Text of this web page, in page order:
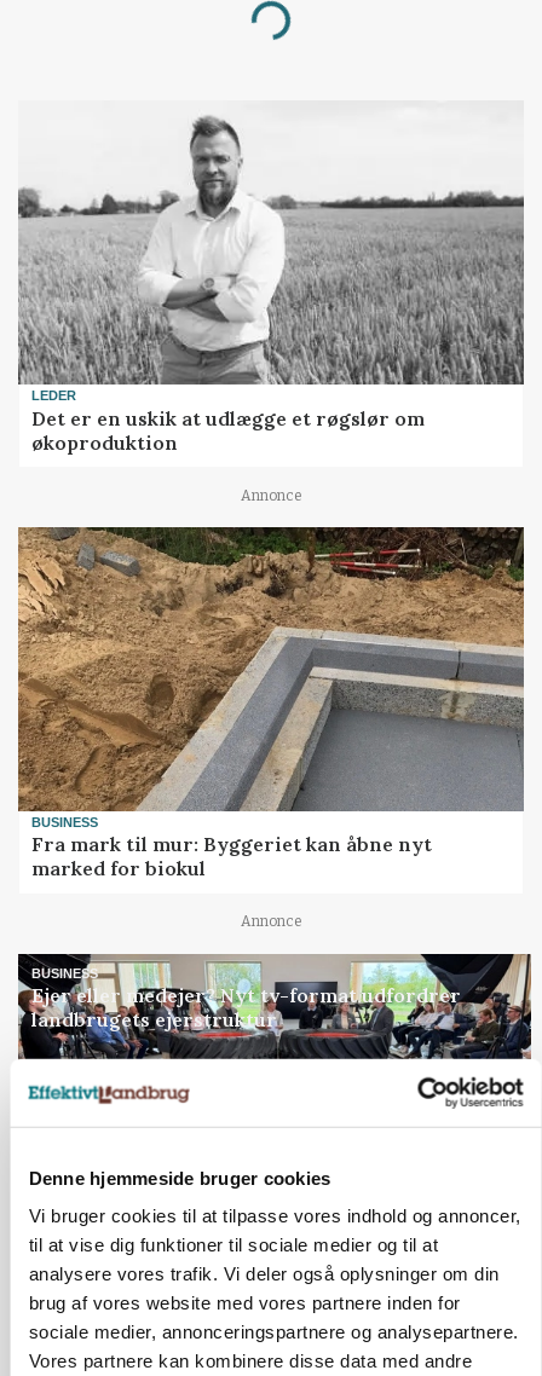
Denne hjemmeside bruger cookies
Vi bruger cookies til at tilpasse vores indhold og annoncer,
til at vise dig funktioner til sociale medier og til at
analysere vores trafik. Vi deler også oplysninger om din
brug af vores website med vores partnere inden for
sociale medier, annonceringspartnere og analysepartnere.
Vores partnere kan kombinere disse data med andre
Loading...
LEDER
Det er en uskik at udlægge et røgslør om
økoproduktion
Annonce
BUSINESS
Fra mark til mur: Byggeriet kan åbne nyt
marked for biokul
Annonce
BUSINESS
Ejer eller medejer? Nyt tv-format udfordrer
landbrugets ejerstruktur
Loading...
Jobs
i samarbejde med
76 ledige stillinger
Opret agent
Se alle jobs